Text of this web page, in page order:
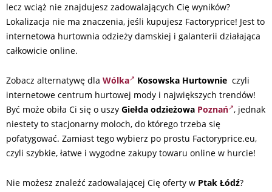
lecz wciąż nie znajdujesz zadowalających Cię wyników?
Lokalizacja nie ma znaczenia, jeśli kupujesz Factoryprice! Jest to
internetowa hurtownia odzieży damskiej i galanterii działająca
całkowicie online.
Zobacz alternatywę dla Wólka Kosowska Hurtownie czyli
internetowe centrum hurtowej mody i największych trendów!
Być może obiła Ci się o uszy Giełda odzieżowa Poznań , jednak
niestety to stacjonarny moloch, do którego trzeba się
pofatygować. Zamiast tego wybierz po prostu Factoryprice.eu,
czyli szybkie, łatwe i wygodne zakupy towaru online w hurcie!
Nie możesz znaleźć zadowalającej Cię oferty w Ptak Łódź?